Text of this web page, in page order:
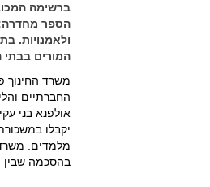
ברשימה
הספר מחדרה:
ולאמנויות.
המורים בבתי
אולפנא בני
מלמדים. משרד
בהסכמה שבין